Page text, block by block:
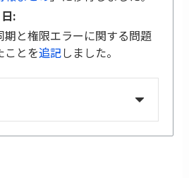
:
期と権限エラーに関する問題
ことを追記しました。